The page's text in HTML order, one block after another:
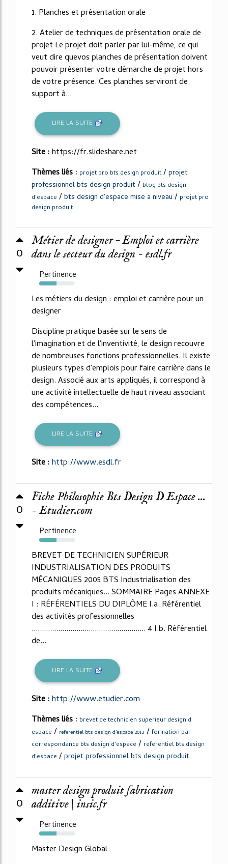
1. Planches et présentation orale
2. Atelier de techniques de présentation orale de
projet Le projet doit parler par lui-même, ce qui
veut dire quevos planches de présentation doivent
pouvoir présenter votre démarche de projet hors
de votre présence. Ces planches serviront de
support à...
LIRE LA SUITE
Site :https://fr.slideshare.net
Thèmes liés : projet pro bts design produit /projet
professionnel bts design produit/ blog bts design
d'espace /bts design d'espace mise a niveau / projet pro
design produit
0
Métier de designer – Emploi et carrière
dans le secteur du design - esdl.fr
Pertinence
49%
Les métiers du design : emploi et carrière pour un
designer
Discipline pratique basée sur le sens de
l'imagination et de l'inventivité, le design recouvre
de nombreuses fonctions professionnelles. Il existe
plusieurs types d'emplois pour faire carrière dans le
design. Associé aux arts appliqués, il correspond à
une activité intellectuelle de haut niveau associant
des compétences...
LIRE LA SUITE
Site :http://www.esdl.fr
0
Fiche Philosophie Bts Design D Espace ...
- Etudier.com
Pertinence
49%
BREVET DE TECHNICIEN SUPÉRIEUR
INDUSTRIALISATION DES PRODUITS
MÉCANIQUES 2005 BTS Industrialisation des
produits mécaniques... SOMMAIRE Pages ANNEXE
I : RÉFÉRENTIELS DU DIPLÔME I.a. Référentiel
des activités professionnelles
........................................................ 4 I.b. Référentiel
de...
LIRE LA SUITE
Site :http://www.etudier.com
Thèmes liés : brevet de technicien superieur design d
espace / referentiel bts design d'espace 2013 / formation par
correspondance bts design d'espace / referentiel bts design
d'espace /projet professionnel bts design produit
0
master design produit fabrication
additive | insic.fr
Pertinence
48%
Master Design Global